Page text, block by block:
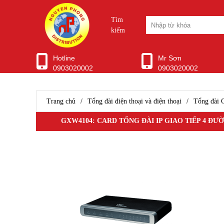
Tìm
kiếm
Hotline
0903020002
Mr Sơn
0903020002
WIfi SMB H3C
Trang chủ / Tổng đài điện thoại và điện thoại / Tổng đài
GXW4104: CARD TỔNG ĐÀI IP GIAO TIẾP 4